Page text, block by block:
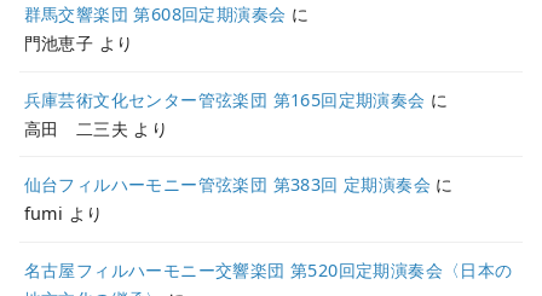
群馬交響楽団 第608回定期演奏会 に
門池恵子 より
兵庫芸術文化センター管弦楽団 第165回定期演奏会 に
高田 二三夫 より
仙台フィルハーモニー管弦楽団 第383回 定期演奏会 に
fumi より
名古屋フィルハーモニー交響楽団 第520回定期演奏会〈日本の